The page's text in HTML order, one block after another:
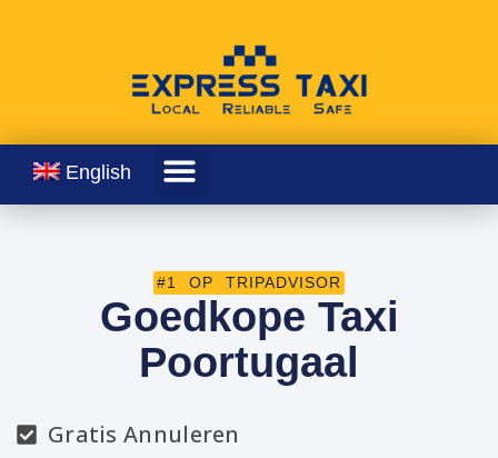
English
#1 OP TRIPADVISOR
Goedkope Taxi
Poortugaal
Gratis Annuleren